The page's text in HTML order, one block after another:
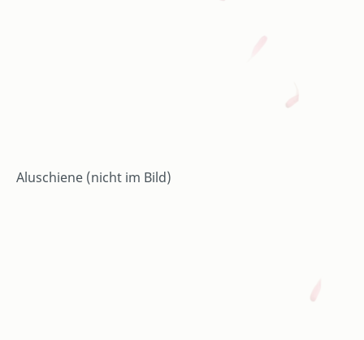
Aluschiene (nicht im Bild)